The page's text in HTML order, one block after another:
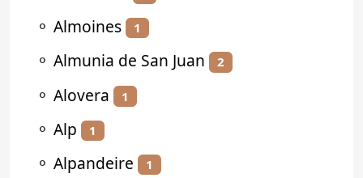
⚬ Almoines 1
⚬ Almunia de San Juan 2
⚬ Alovera 1
⚬ Alp 1
⚬ Alpandeire 1